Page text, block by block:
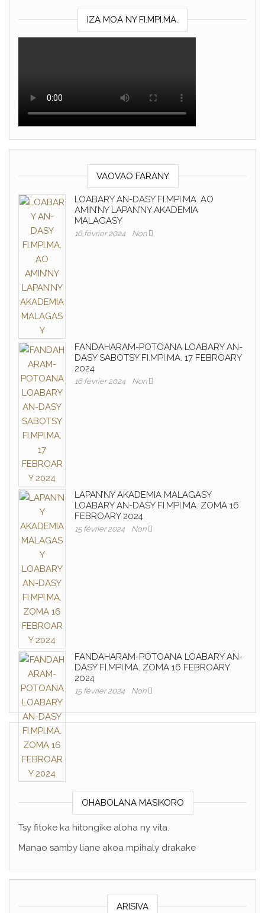
IZA MOA NY FI.MPI.MA.
VAOVAO FARANY
LOABARY AN-DASY FI.MPI.MA. AO
AMIN’NY LAPAN’NY AKADEMIA
MALAGASY
16 février 2024 Non
FANDAHARAM-POTOANA LOABARY AN-
DASY SABOTSY FI.MPI.MA. 17 FEBROARY
2024
16 février 2024 Non
LAPAN’NY AKADEMIA MALAGASY
LOABARY AN-DASY FI.MPI.MA. ZOMA 16
FEBROARY 2024
15 février 2024 Non
FANDAHARAM-POTOANA LOABARY AN-
DASY FI.MPI.MA. ZOMA 16 FEBROARY
2024
15 février 2024 Non
OHABOLANA MASIKORO
Tsy fitoke ka hitongike aloha ny vita.
Manao samby liane akoa mpihaly drakake
ARISIVA